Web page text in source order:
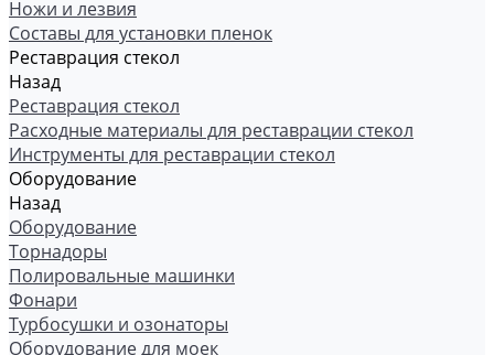
Ножи и лезвия
Составы для установки пленок
Реставрация стекол
Назад
Реставрация стекол
Расходные материалы для реставрации стекол
Инструменты для реставрации стекол
Оборудование
Назад
Оборудование
Торнадоры
Полировальные машинки
Фонари
Турбосушки и озонаторы
Оборудование для моек